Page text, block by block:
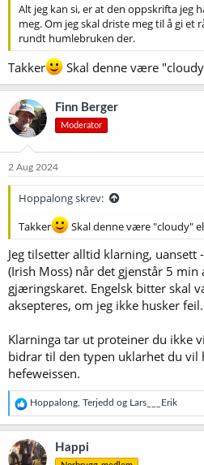
Alt jeg kan si, er at den oppskrifta jeg
meg. Om jeg skal driste meg til å gi et
rundt humlebruken der.
Takker Skal denne være
Finn Berger
Moderator
2 Aug 2024
Hoppalong skrev:
Takker
Skal denne være "cloudy"
Jeg tilsetter alltid klarning, uansett
(Irish Moss) når det gjenstår 5 min
gjæringskaret. Engelsk bitter skal
aksepteres, om jeg ikke husker feil.
Klarninga tar ut proteiner du ikke
bidrar til den typen uklarhet du vil
hefeweissen.
R
e
a
k
s
Hoppalong Terjedd og Lars___Erik
Happi